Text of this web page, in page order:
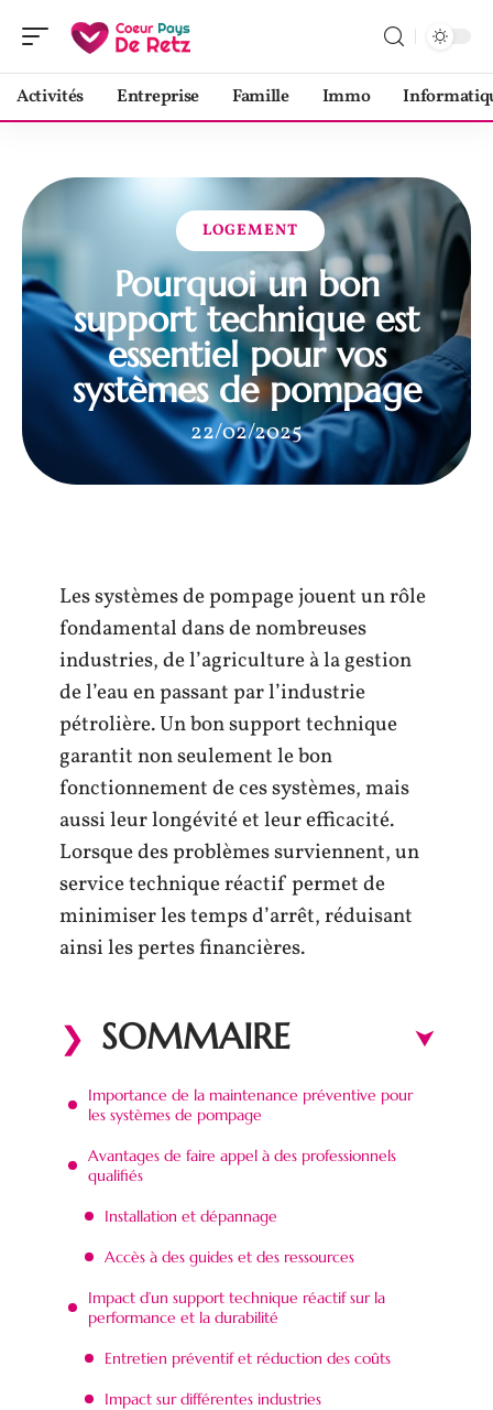
Activités Entreprise Famille Immo
LOGEMENT
Pourquoi un bon
support technique est
essentiel pour vos
systèmes de pompage
22/02/2025
Les systèmes de pompage jouent un rôle
fondamental dans de nombreuses
industries, de l’agriculture à la gestion
de l’eau en passant par l’industrie
pétrolière. Un bon support technique
garantit non seulement le bon
fonctionnement de ces systèmes, mais
aussi leur longévité et leur efficacité.
Lorsque des problèmes surviennent, un
service technique réactif permet de
minimiser les temps d’arrêt, réduisant
ainsi les pertes financières.
SOMMAIRE
Importance de la maintenance préventive pour
les systèmes de pompage
Avantages de faire appel à des professionnels
qualifiés
Installation et dépannage
Accès à des guides et des ressources
Impact d’un support technique réactif sur la
performance et la durabilité
Entretien préventif et réduction des coûts
Impact sur différentes industries